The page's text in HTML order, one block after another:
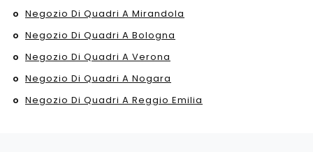
Negozio Di Quadri A Mirandola
Negozio Di Quadri A Bologna
Negozio Di Quadri A Verona
Negozio Di Quadri A Nogara
Negozio Di Quadri A Reggio Emilia